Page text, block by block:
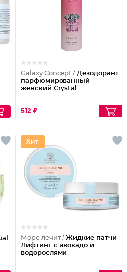
Galaxy Concept / Дезодорант
парфюмированный
женский Crystal
512 ₽
Море лечит / Жидкие патчи
Лифтинг с авокадо и
водорослями